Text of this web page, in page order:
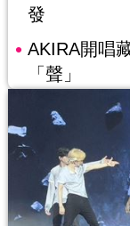
發
AKIRA開唱
「聲」